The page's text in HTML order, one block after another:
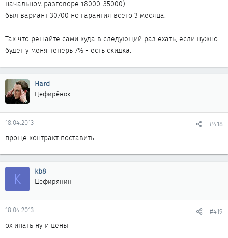
начальном разговоре 18000-35000)
был вариант 30700 но гарантия всего 3 месяца.
Так что решайте сами куда в следующий раз ехать, если нужно
будет у меня теперь 7% - есть скидка.
Hard
Цефирёнок
18.04.2013 #418
проще контракт поставить...
K kb8
Цефирянин
18.04.2013 #419
ох ипать ну и цены